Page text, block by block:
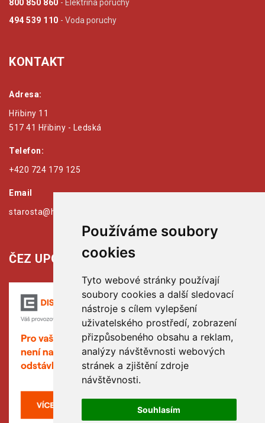
Používáme soubory
cookies
Tyto webové stránky používají
soubory cookies a další sledovací
nástroje s cílem vylepšení
uživatelského prostředí, zobrazení
přizpůsobeného obsahu a reklam,
analýzy návštěvnosti webových
stránek a zjištění zdroje
návštěvnosti.
Souhlasím
800 850 860 - Elektřina poruchy
494 539 110 - Voda poruchy
KONTAKT
Adresa:
Hřibiny 11
517 41 Hřibiny - Ledská
Telefon:
+420 724 179 125
Email
starosta@hribiny-ledska.cz
ČEZ UPOZORŇUJE: